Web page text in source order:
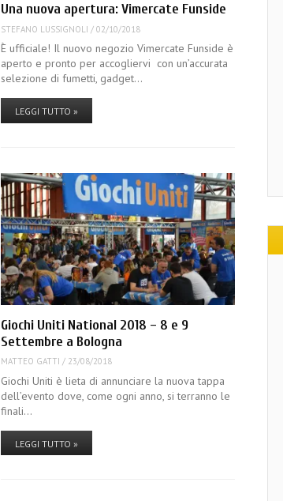
Una nuova apertura: Vimercate Funside
STEFANO LUSSIGNOLI / 02/10/2018
È ufficiale! Il nuovo negozio Vimercate Funside è
aperto e pronto per accogliervi con un’accurata
selezione di fumetti, gadget…
LEGGI TUTTO »
Giochi Uniti National 2018 – 8 e 9
Settembre a Bologna
MATTEO GATTI / 23/08/2018
Giochi Uniti è lieta di annunciare la nuova tappa
dell’evento dove, come ogni anno, si terranno le
finali…
LEGGI TUTTO »